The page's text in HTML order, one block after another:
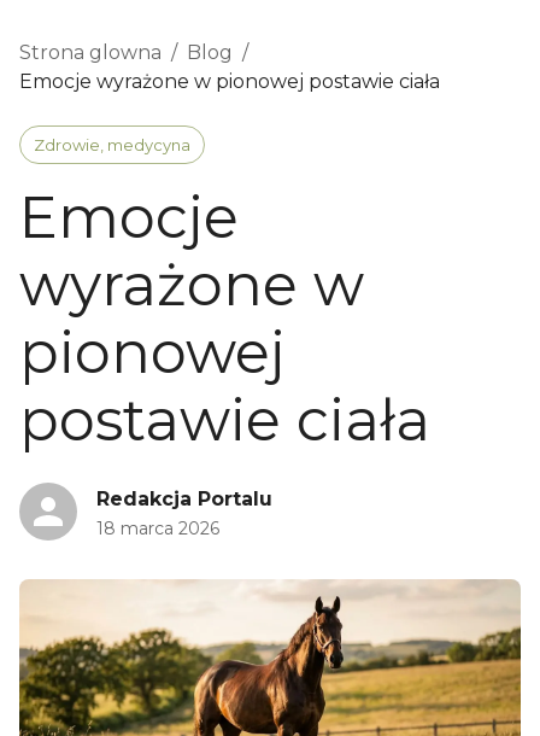
Strona glowna / Blog /
Emocje wyrażone w pionowej postawie ciała
Zdrowie, medycyna
Emocje
wyrażone w
pionowej
postawie ciała
Redakcja Portalu
18 marca 2026